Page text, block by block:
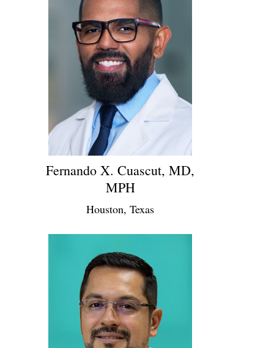
Fernando X. Cuascut, MD,
MPH
Houston, Texas